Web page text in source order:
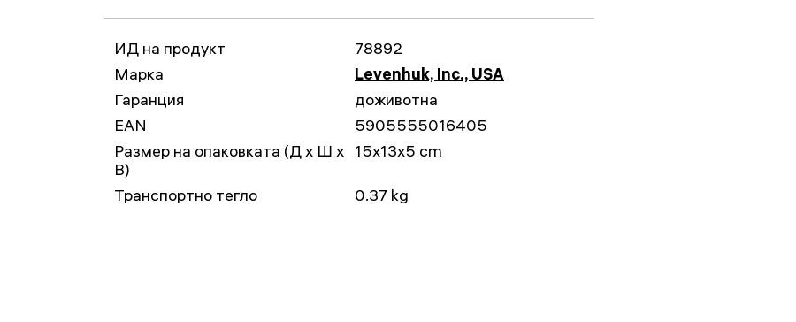
ИД на продукт
78892
Марка
Levenhuk, Inc., USA
Гаранция
доживотна
EAN
5905555016405
Размер на опаковката (Д x Ш x
В)
15x13x5 cm
Транспортно тегло 0.37 kg